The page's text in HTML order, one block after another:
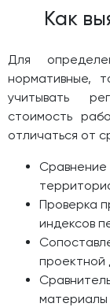
Как
Для
нормативные,
учитывать
стоимость
отличаться от
Проверка
индексов
проектной
материалы